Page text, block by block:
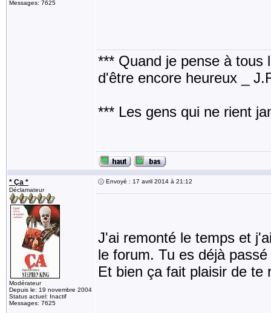
Messages: 7625
*** Quand je pense à tous
d'être encore heureux _
*** Les gens qui ne rient
* Ça *
Déclamateur
Modérateur
Depuis le: 19 novembre 2004
Status actuel: Inactif
Messages: 7625
Envoyé : 17 avril 2014 à 21:12
J'ai remonté le temps et
le forum. Tu es déjà
Et bien ça fait plaisir de te